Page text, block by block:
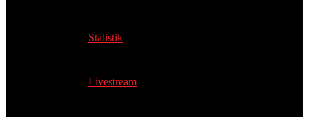
Statistik
Livestream